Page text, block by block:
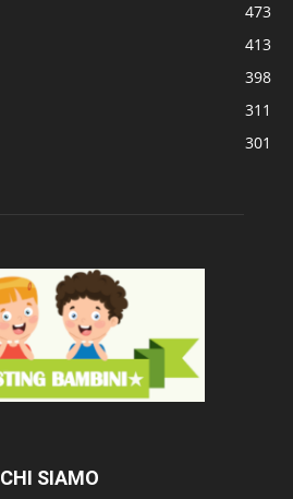
473
413
398
311
301
CHI SIAMO